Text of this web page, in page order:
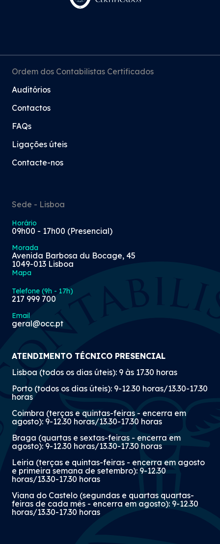
Ordem dos Contabilistas Certificados
Auditórios
Contactos
FAQs
Ligações úteis
Contacte-nos
Sede - Lisboa
Horário
09h00 - 17h00 (Presencial)
Morada
Avenida Barbosa du Bocage, 45
1049-013 Lisboa
Mapa
Telefone (9h - 17h)
217 999 700
Email
geral@occ.pt
ATENDIMENTO TÉCNICO PRESENCIAL
Lisboa (todos os dias úteis): 9 às 17.30 horas
Porto (todos os dias úteis): 9-12.30 horas/13.30-17.30
horas
Coimbra (terças e quintas-feiras - encerra em
agosto): 9-12.30 horas/13.30-17.30 horas
Braga (quartas e sextas-feiras - encerra em
agosto): 9-12.30 horas/13.30-17.30 horas
Leiria (terças e quintas-feiras - encerra em agosto
e primeira semana de setembro): 9-12.30
horas/13.30-17.30 horas
Viana do Castelo (segundas e quartas quartas-
feiras de cada mês - encerra em agosto): 9-12.30
horas/13.30-17.30 horas